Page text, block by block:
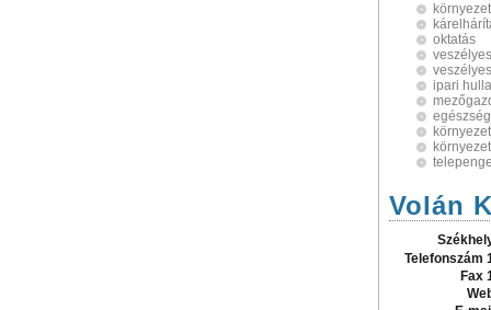
oktatás
ipari
Volán
Telefonszám
Fax